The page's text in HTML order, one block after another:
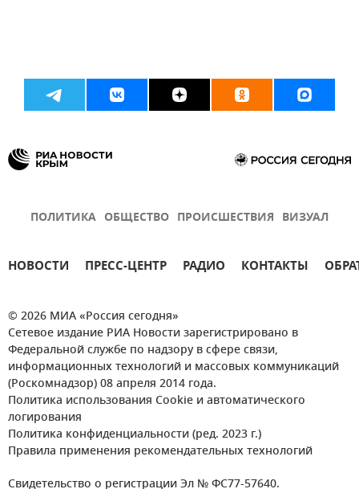
ПОЛИТИКА ОБЩЕСТВО ПРОИСШЕСТВИЯ ВИЗУАЛ
НОВОСТИ ПРЕСС-ЦЕНТР РАДИО КОНТАКТЫ
© 2026 МИА «Россия сегодня»
Сетевое издание РИА Новости зарегистрировано в
Федеральной службе по надзору в сфере связи,
информационных технологий и массовых коммуникаций
(Роскомнадзор) 08 апреля 2014 года.
Политика использования Cookie и автоматического
логирования
Политика конфиденциальности (ред. 2023 г.)
Правила применения рекомендательных технологий
Свидетельство о регистрации Эл № ФС77-57640.